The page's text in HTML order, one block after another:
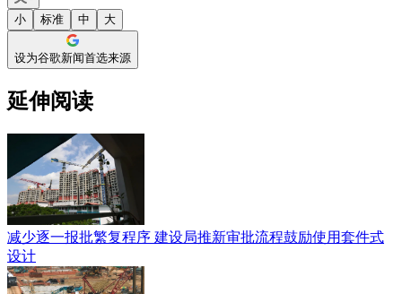
小 标准 中 大
设为谷歌新闻首选来源
延伸阅读
减少逐一报批繁复程序 建设局推新审批流程鼓励使用套件式
设计